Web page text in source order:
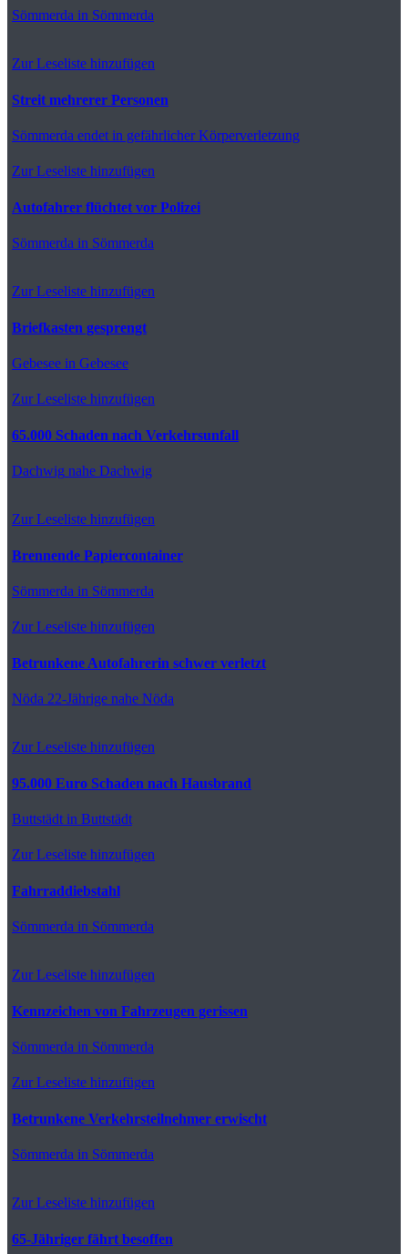
Sömmerda in Sömmerda
Zur Leseliste hinzufügen
Streit mehrerer Personen
Sömmerda endet in gefährlicher Körperverletzung
Zur Leseliste hinzufügen
Autofahrer flüchtet vor Polizei
Sömmerda in Sömmerda
Zur Leseliste hinzufügen
Briefkasten gesprengt
Gebesee in Gebesee
Zur Leseliste hinzufügen
65.000 Schaden nach Verkehrsunfall
Dachwig nahe Dachwig
Zur Leseliste hinzufügen
Brennende Papiercontainer
Sömmerda in Sömmerda
Zur Leseliste hinzufügen
Betrunkene Autofahrerin schwer verletzt
Nöda 22-Jährige nahe Nöda
Zur Leseliste hinzufügen
95.000 Euro Schaden nach Hausbrand
Buttstädt in Buttstädt
Zur Leseliste hinzufügen
Fahrraddiebstahl
Sömmerda in Sömmerda
Zur Leseliste hinzufügen
Kennzeichen von Fahrzeugen gerissen
Sömmerda in Sömmerda
Zur Leseliste hinzufügen
Betrunkene Verkehrsteilnehmer erwischt
Sömmerda in Sömmerda
Zur Leseliste hinzufügen
65-Jähriger fährt besoffen